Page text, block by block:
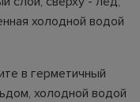
холодной водой
в герметичный
холодной водой